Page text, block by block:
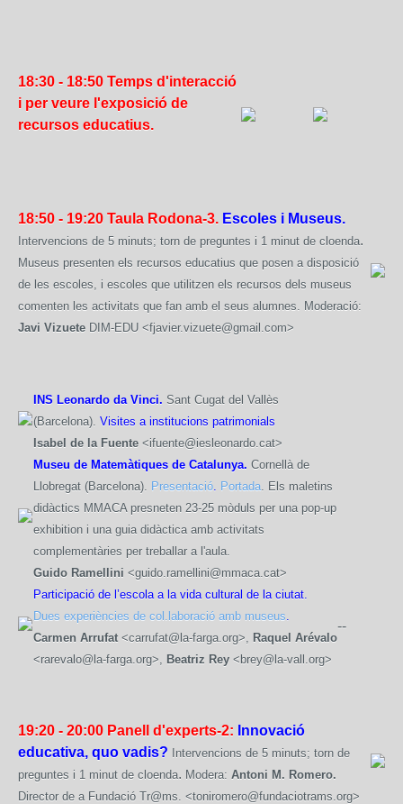
18:30 - 18:50 Temps d'interacció
i per veure l'exposició de
recursos educatius.
18:50 - 19:20 Taula Rodona-3. Escoles i Museus.
Intervencions de 5 minuts; torn de preguntes i 1 minut de cloenda.
Museus presenten els recursos educatius que posen a disposició
de les escoles, i escoles que utilitzen els recursos dels museus
comenten les activitats que fan amb el seus alumnes. Moderació:
Javi Vizuete DIM-EDU <fjavier.vizuete@gmail.com>
INS Leonardo da Vinci. Sant Cugat del Vallès
(Barcelona). Visites a institucions patrimonials
Isabel de la Fuente <ifuente@iesleonardo.cat>
Museu de Matemàtiques de Catalunya. Cornellà de
Llobregat (Barcelona). Presentació. Portada. Els maletins
didàctics MMACA presneten 23-25 mòduls per una pop-up
exhibition i una guia didàctica amb activitats
complementàries per treballar a l'aula.
Guido Ramellini <guido.ramellini@mmaca.cat>
Participació de l’escola a la vida cultural de la ciutat.
Dues experiències de col.laboració amb museus.
Carmen Arrufat <carrufat@la-farga.org>, Raquel Arévalo
<rarevalo@la-farga.org>, Beatriz Rey <brey@la-vall.org>
--
19:20 - 20:00 Panell d'experts-2: Innovació
educativa, quo vadis?
Intervencions de 5 minuts; torn de
preguntes i 1 minut de cloenda. Modera: Antoni M. Romero.
Director de a Fundació Tr@ms. <toniromero@fundaciotrams.org>